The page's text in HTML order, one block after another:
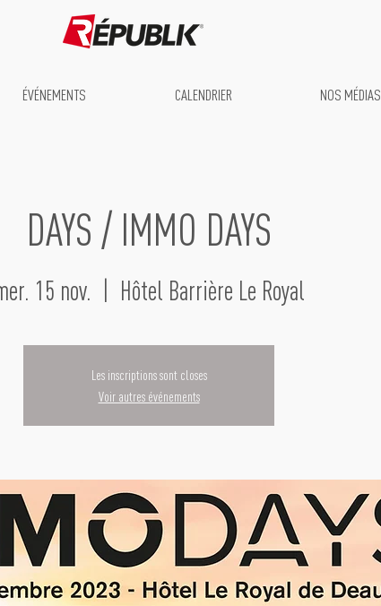
ÉVÉNEMENTS CALENDRIER NOS MÉDIAS
DAYS / IMMO DAYS
15 nov. Hôtel Barrière Le Royal
Les inscriptions sont closes
Voir autres événements